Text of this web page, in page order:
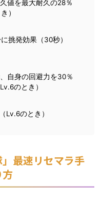
値を最大耐久の28％
）
挑発効果（30秒）
自身の回避力を30％
のとき）
Lv.6のとき）
」最速リセマラ手